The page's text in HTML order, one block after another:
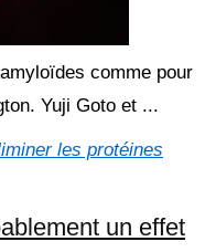
comme pour
Yuji Goto et ...
les protéines
un effet